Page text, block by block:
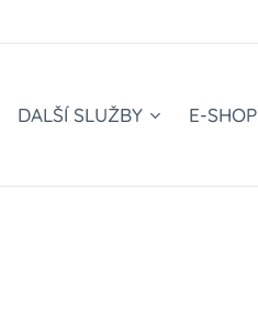
DALŠÍ SLUŽBY E-SHOP